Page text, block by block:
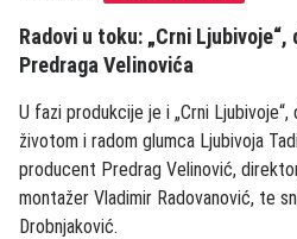
Radovi u toku: „Crni
Predraga Velinovića
U fazi produkcije je i „Crni
životom i radom glumca Ljubivoja
producent Predrag Velinović,
montažer Vladimir Radovanović, te
Drobnjaković.